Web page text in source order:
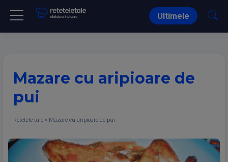
Ultimele
Mazare cu aripioare de
pui
Retetele tale » Mazare cu aripioare de pui